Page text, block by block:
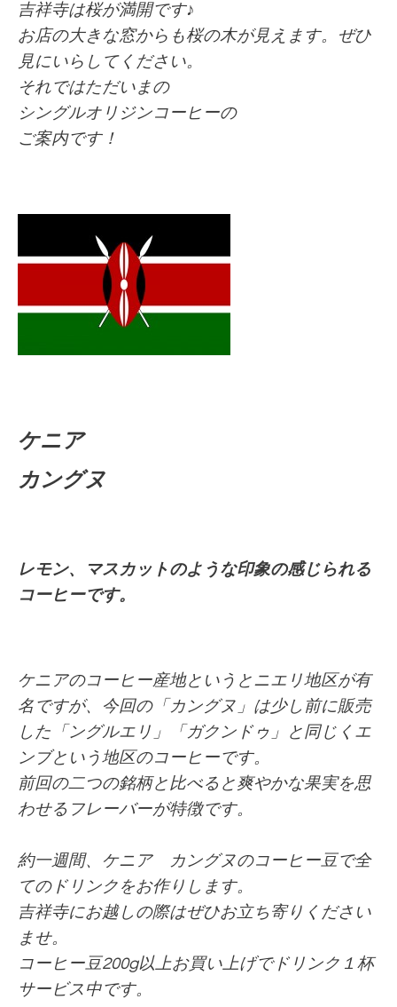
吉祥寺は桜が満開です♪
お店の大きな窓からも桜の木が見えます。ぜひ
見にいらしてください。
それではただいまの
シングルオリジンコーヒーの
ご案内です！
ケニア
カングヌ
レモン、マスカットのような印象の感じられる
コーヒーです。
ケニアのコーヒー産地というとニエリ地区が有
名ですが、今回の「カングヌ」は少し前に販売
した「ングルエリ」「ガクンドゥ」と同じくエ
ンブという地区のコーヒーです。
前回の二つの銘柄と比べると爽やかな果実を思
わせるフレーバーが特徴です。
約一週間、ケニア カングヌのコーヒー豆で全
てのドリンクをお作りします。
吉祥寺にお越しの際はぜひお立ち寄りください
ませ。
コーヒー豆200g以上お買い上げでドリンク１杯
サービス中です。